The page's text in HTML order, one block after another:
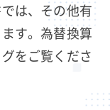
は、その他有
す。為替換算
をご覧くださ